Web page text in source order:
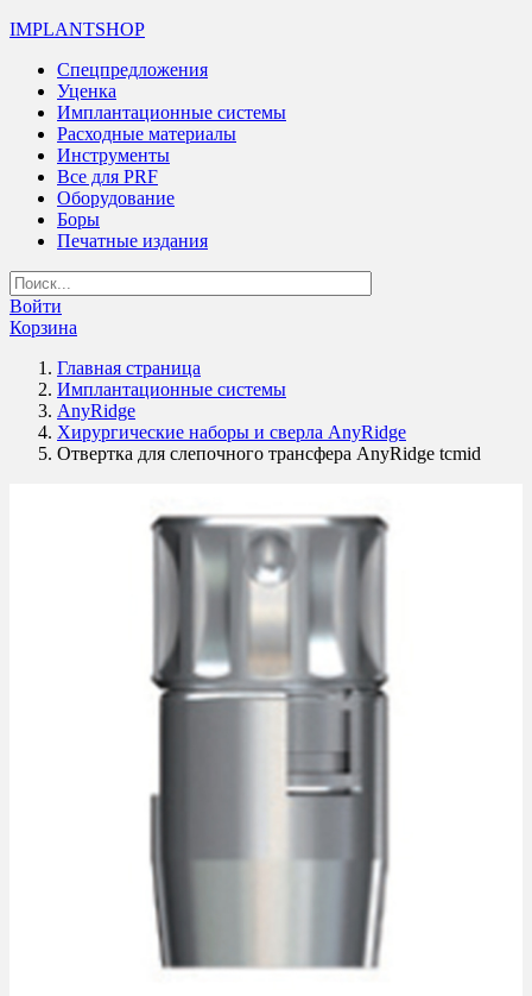
IMPLANTSHOP
Спецпредложения
Уценка
Имплантационные системы
Расходные материалы
Инструменты
Все для PRF
Оборудование
Боры
Печатные издания
Войти
Корзина
Главная страница
Имплантационные системы
AnyRidge
Хирургические наборы и сверла AnyRidge
Отвертка для слепочного трансфера AnyRidge tcmid